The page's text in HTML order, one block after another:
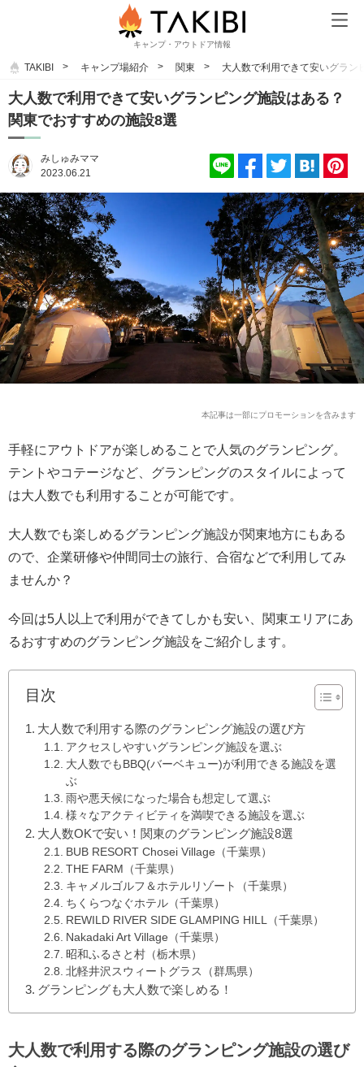
キャンプ・アウトドア情報
TAKIBI キャンプ場紹介 関東 大人数で利用できて安いグラン
大人数で利用できて安いグランピング施設はある？
関東でおすすめの施設8選
みしゅみママ
2023.06.21
本記事は一部にプロモーションを含みます
手軽にアウトドアが楽しめることで人気のグランピング。
テントやコテージなど、グランピングのスタイルによって
は大人数でも利用することが可能です。
大人数でも楽しめるグランピング施設が関東地方にもある
ので、企業研修や仲間同士の旅行、合宿などで利用してみ
ませんか？
今回は5人以上で利用ができてしかも安い、関東エリアにあ
るおすすめのグランピング施設をご紹介します。
目次
大人数で利用する際のグランピング施設の選び方
アクセスしやすいグランピング施設を選ぶ
大人数でもBBQ(バーベキュー)が利用できる施設を選
ぶ
雨や悪天候になった場合も想定して選ぶ
様々なアクティビティを満喫できる施設を選ぶ
大人数OKで安い！関東のグランピング施設8選
BUB RESORT Chosei Village（千葉県）
THE FARM（千葉県）
キャメルゴルフ＆ホテルリゾート（千葉県）
ちくらつなぐホテル（千葉県）
REWILD RIVER SIDE GLAMPING HILL（千葉県）
Nakadaki Art Village（千葉県）
昭和ふるさと村（栃木県）
北軽井沢スウィートグラス（群馬県）
グランピングも大人数で楽しめる！
大人数で利用する際のグランピング施設の選び